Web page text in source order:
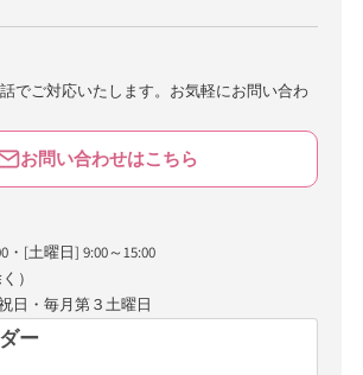
でご対応いたします。お気軽にお問い合わ
お問い合わせはこちら
・[土曜日] 9:00～15:00
）
日・毎月第３土曜日
ー